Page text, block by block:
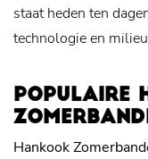
staat heden ten
technologie en
POPULAIRE
Hankook